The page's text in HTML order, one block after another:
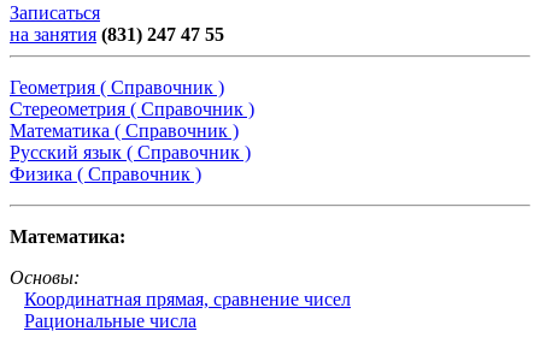
Записаться
на занятия (831) 247 47 55
Геометрия ( Справочник )
Стереометрия ( Справочник )
Математика ( Справочник )
Русский язык ( Справочник )
Физика ( Справочник )
Математика:
Основы:
Координатная прямая, сравнение чисел
Рациональные числа